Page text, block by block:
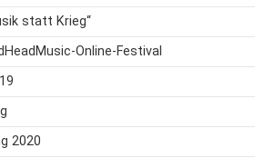
statt Krieg“
Online-Festival
2020